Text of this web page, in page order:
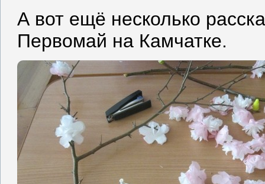
А вот ещё несколько
Первомай на Камчатке.